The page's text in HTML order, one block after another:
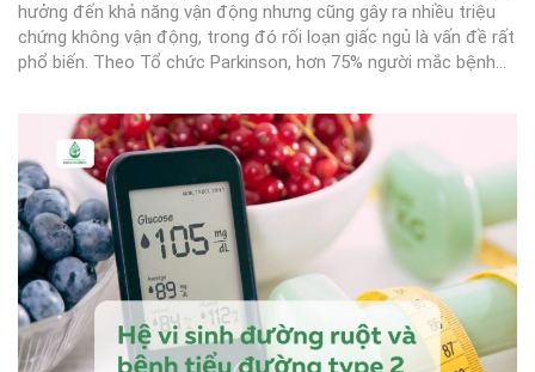
hưởng đến khả năng vận động nhưng cũng gây ra nhiều triệu
chứng không vận động, trong đó rối loạn giấc ngủ là vấn đề rất
phổ biến. Theo Tổ chức Parkinson, hơn 75% người mắc bệnh...